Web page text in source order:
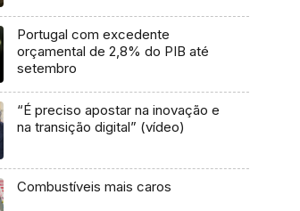
Portugal com excedente
orçamental de 2,8% do PIB até
setembro
“É preciso apostar na inovação e
na transição digital” (vídeo)
Combustíveis mais caros